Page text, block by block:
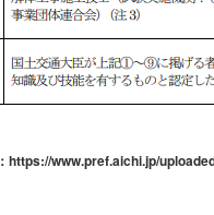
https://www.pref.aichi.jp/